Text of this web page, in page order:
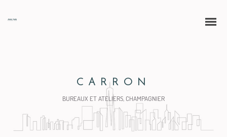
CARRON
BUREAUX ET ATELIERS, CHAMPAGNIER